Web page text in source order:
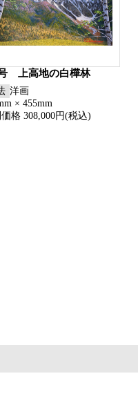
上高地の白樺林
洋画
× 455mm
格 308,000円(税込)